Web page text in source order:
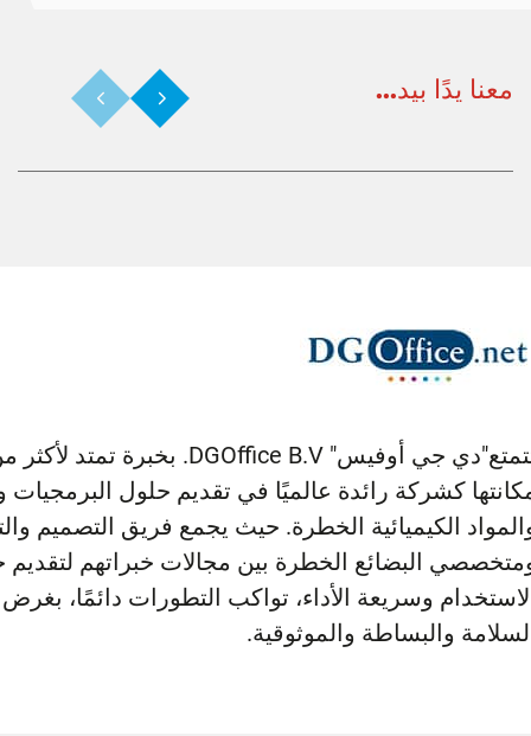
يدًا بيد... Previous
كشركة رائدة عالميًا في تقديم حلول البرمجيات
الكيميائية الخطرة. حيث يجمع فريق التصميم
البضائع الخطرة بين مجالات خبراتهم لتقديم
وسريعة الأداء، تواكب التطورات دائمًا، بغرض
والبساطة والموثوقية.
Next